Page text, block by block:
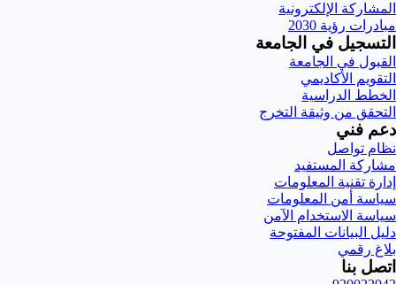
المشاركة الإلكترونية
مبادرات رؤية 2030
التسجيل في الجامعة
القبول في الجامعة
التقويم الأكاديمي
الخطط الدراسية
التحقق من وثيقة التخرج
دعم فني
نظام تواصل
مشاركة المستفيد
إدارة تقنية المعلومات
سياسة أمن المعلومات
سياسة الاستخدام الآمن
دليل البيانات المفتوحة
بلاغ رقمي
اتصل بنا